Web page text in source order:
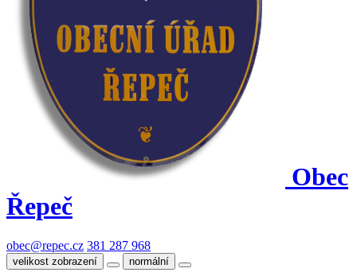
Obec
Řepeč
obec@repec.cz 381 287 968
velikost zobrazení normální